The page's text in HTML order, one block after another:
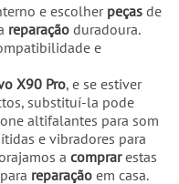
e escolher peças de
reparação duradoura.
e
X90 Pro, e se estiver
substituí-la pode
altifalantes para som
e vibradores para
a comprarestas
reparação em casa.